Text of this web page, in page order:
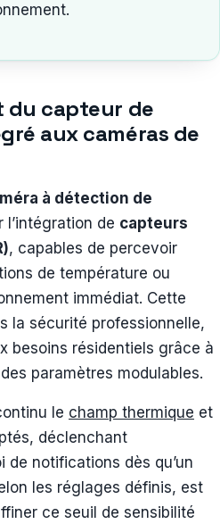
du capteur de
aux caméras de
à détection de
l’intégration de capteurs
, capables de percevoir
de température ou
immédiat. Cette
la sécurité professionnelle,
besoins résidentiels grâce à
paramètres modulables.
le champ thermique et
déclenchant
de notifications dès qu’un
les réglages définis, est
ce seuil de sensibilité